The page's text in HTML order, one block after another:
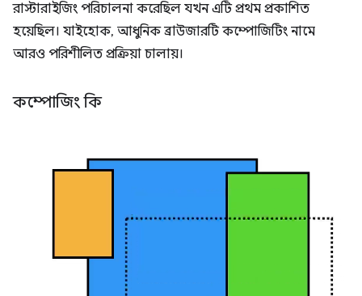
রাস্টারাইজিং পরিচালনা করেছিল যখন এটি প্রথম প্রকাশিত
হয়েছিল। যাইহোক, আধুনিক ব্রাউজারটি কম্পোজিটিং নামে
আরও পরিশীলিত প্রক্রিয়া চালায়।
কম্পোজিং কি